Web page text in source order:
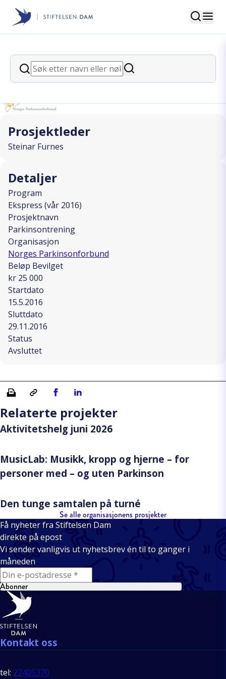
Stiftelsen Dam
Søk
Søk
Søk
back
Parkinsontrening
Prosjektleder
Steinar Furnes
Detaljer
Program
Ekspress (vår 2016)
Prosjektnavn
Parkinsontrening
Organisasjon
Norges Parkinsonforbund
Beløp Bevilget
kr 25 000
Startdato
15.5.2016
Sluttdato
29.11.2016
Status
Avsluttet
Skriv ut Kopiera länkDel på Facebook
Del på Linkedin
Relaterte projekter
Aktivitetshelg juni 2026
MusicLab: Musikk, kropp og hjerne – for
personer med – og uten Parkinson
Den tunge samtalen på turné
Se alle organisasjonens prosjekter
Få nyheter fra Stiftelsen Dam
direkte på epost
Vi sender vanligvis ut nyhetsbrev én til to ganger i
måneden
E-mail
Abonner
Bunntekst
Kontakt oss
tel: 22405370